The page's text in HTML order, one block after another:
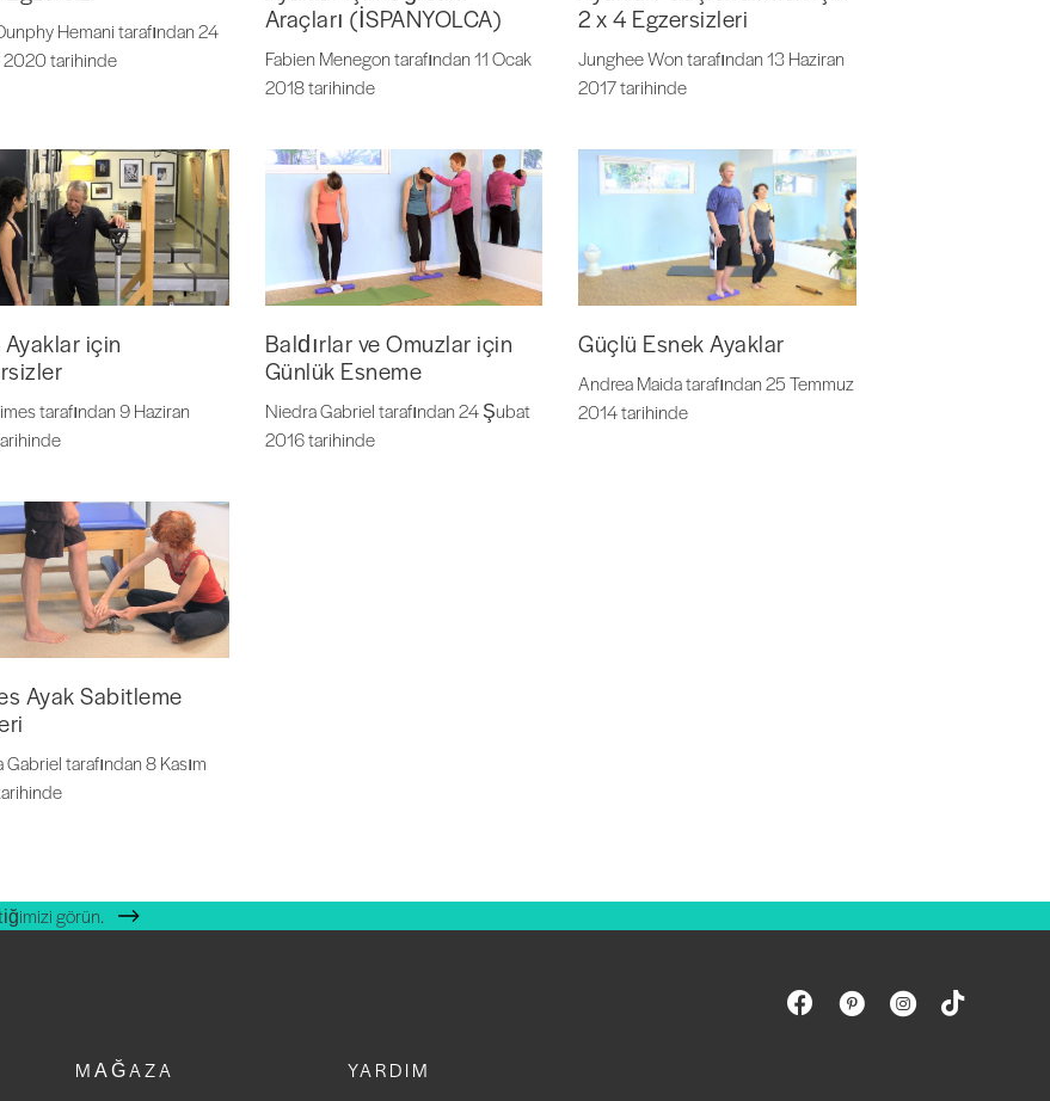
Hemani tarafından 24
tarihinde
Araçları (İSPANYOLCA)
Fabien Menegon tarafından 11 Ocak
2018 tarihinde
2 x 4 Egzersizleri
Junghee Won tarafından 13 Haziran
2017 tarihinde
için
tarafından 9 Haziran
Baldırlar ve Omuzlar için
Günlük Esneme
Niedra Gabriel tarafından 24 Şubat
2016 tarihinde
Güçlü Esnek Ayaklar
Andrea Maida tarafından 25 Temmuz
2014 tarihinde
Ayak Sabitleme
tarafından 8 Kasım
görün.
MAĞAZA YARDIM